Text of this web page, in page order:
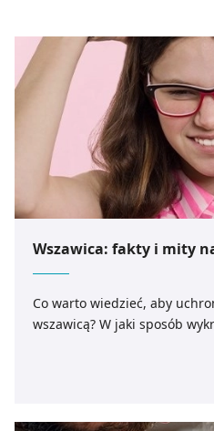
Wszawica: fakty i mity
Co warto wiedzieć, aby
wszawicą? W jaki sposób